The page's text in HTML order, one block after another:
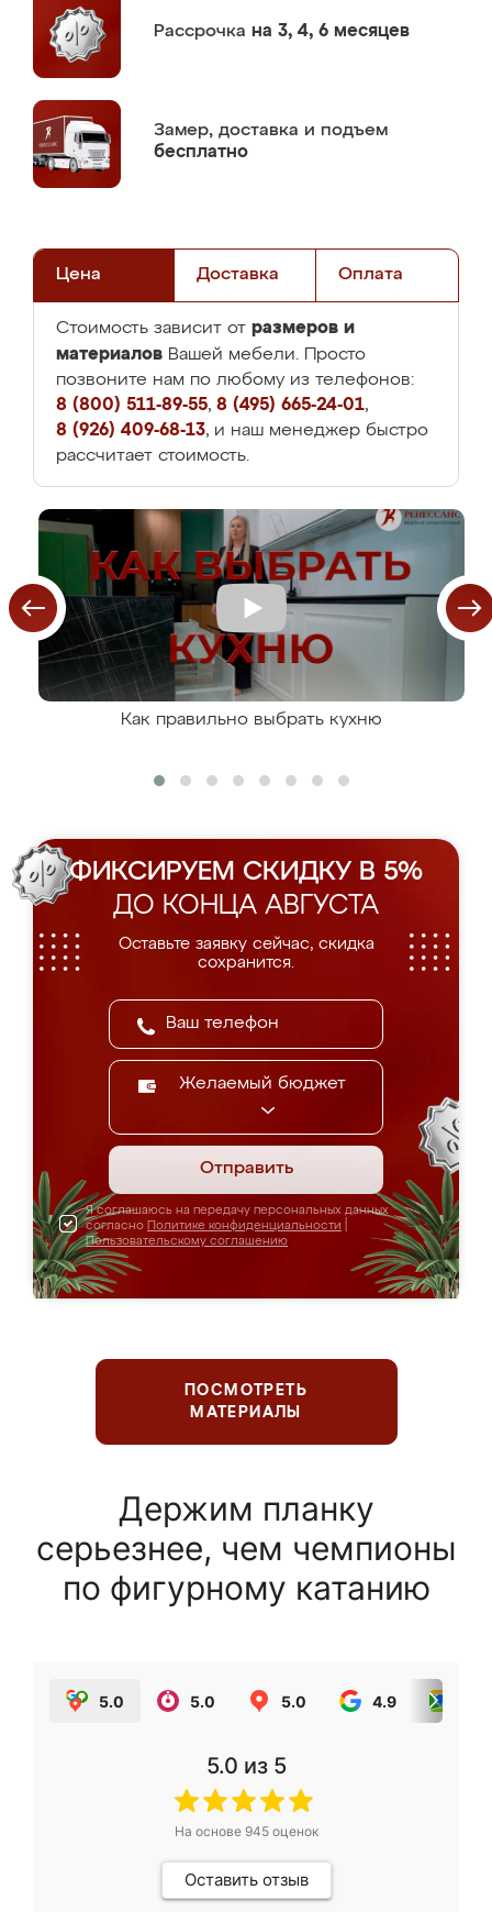
Рассрочка на 3, 4, 6 месяцев
Замер, доставка и подъем
бесплатно
Цена Доставка Оплата
Стоимость зависит от размеров и
материалов Вашей мебели. Просто
позвоните нам по любому из телефонов:
8 (800) 511-89-55, 8 (495) 665-24-01,
8 (926) 409-68-13, и наш менеджер быстро
рассчитает стоимость.
Как правильно выбрать кухню
ФИКСИРУЕМ СКИДКУ В 5%
ДО КОНЦА АВГУСТА
Оставьте заявку сейчас, скидка
сохранится.
Желаемый бюджет
Отправить
Я соглашаюсь на передачу персональных данных
согласно Политике конфиденциальности
Пользовательскому соглашению
ПОСМОТРЕТЬ
МАТЕРИАЛЫ
Держим планку
серьезнее, чем чемпионы
по фигурному катанию
5.0 5.0 5.0 4.9
5.0 из 5
На основе 945оценок
Оставить отзыв